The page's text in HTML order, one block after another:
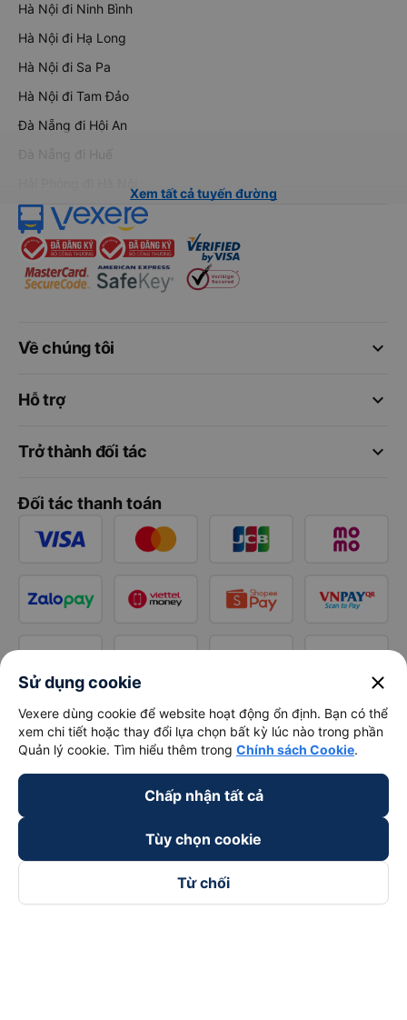
Hà Nội đi Ninh Bình
Hà Nội đi Hạ Long
Hà Nội đi Sa Pa
Hà Nội đi Tam Đảo
Đà Nẵng đi Hội An
Đà Nẵng đi Huế
Xem tất cả tuyến đường
keyboard_arrow_down
Về chúng tôi
keyboard_arrow_down
Hỗ trợ
keyboard_arrow_down
Trở thành đối tác
Đối tác thanh toán
Sử dụng cookie close
Vexere dùng cookie để website hoạt động ổn định. Bạn có thể
xem chi tiết hoặc thay đổi lựa chọn bất kỳ lúc nào trong phần
Quản lý cookie. Tìm hiểu thêm trong Chính sách Cookie.
Chấp nhận tất cả
Tùy chọn cookie
Từ chối